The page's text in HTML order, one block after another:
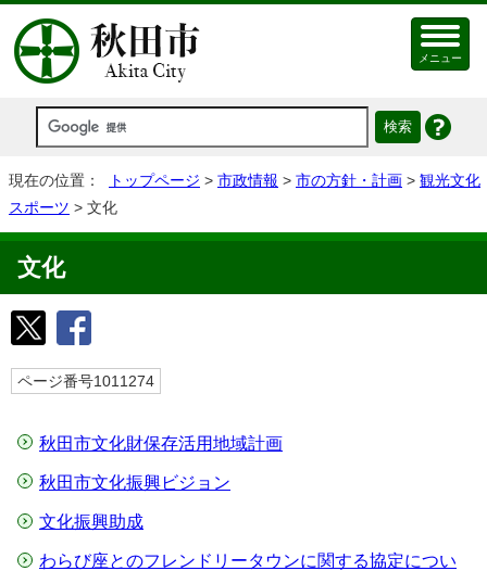
メニュー
現在の位置： トップページ > 市政情報 > 市の方針・計画 > 観光文化
スポーツ > 文化
文化
ページ番号1011274
秋田市文化財保存活用地域計画
秋田市文化振興ビジョン
文化振興助成
わらび座とのフレンドリータウンに関する協定につい